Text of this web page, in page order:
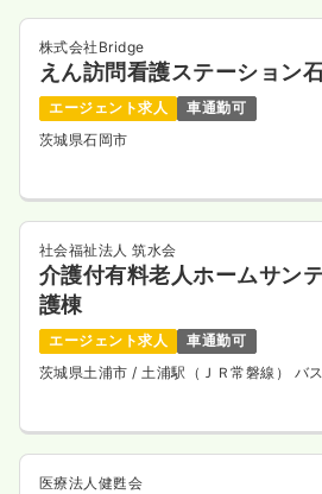
株式会社Bridge
えん訪問看護ステーション
エージェント求人
車通勤可
茨城県石岡市
社会福祉法人 筑水会
介護付有料老人ホームサン
護棟
エージェント求人
車通勤可
茨城県土浦市 / 土浦駅（ＪＲ常磐線） バ
医療法人健甦会